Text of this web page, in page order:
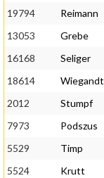
19794
Reimann
13053
Grebe
16168
Seliger
18614
Wiegandt
2012
Stumpf
7973
Podszus
5529
Timp
5524
Krutt